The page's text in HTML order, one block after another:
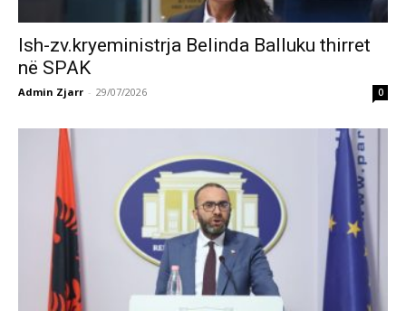
Ish-zv.kryeministrja Belinda Balluku thirret
në SPAK
Admin Zjarr - 29/07/2026 0